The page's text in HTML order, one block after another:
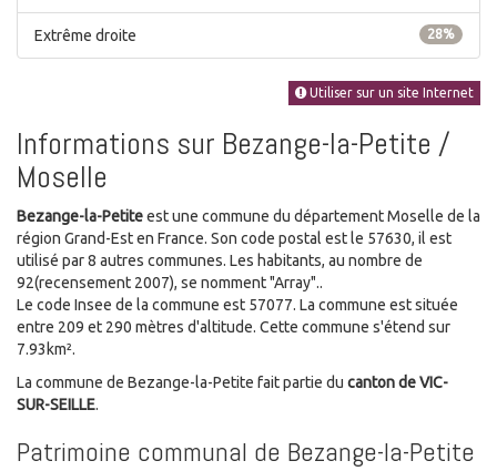
28%
Extrême droite
Utiliser sur un site Internet
Informations sur Bezange-la-Petite /
Moselle
Bezange-la-Petiteest une commune du département Moselle de la
région Grand-Est en France. Son code postal est le 57630, il est
utilisé par 8 autres communes. Les habitants, au nombre de
92(recensement 2007), se nomment "Array"..
Le code Insee de la commune est 57077. La commune est située
entre 209 et 290 mètres d'altitude. Cette commune s'étend sur
7.93km².
La commune de Bezange-la-Petite fait partie du canton de VIC-
SUR-SEILLE.
Patrimoine communal de Bezange-la-Petite